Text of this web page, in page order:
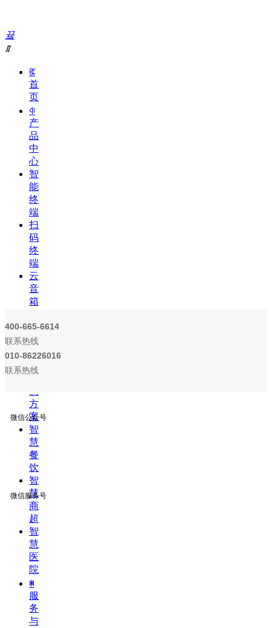
끀
ꁲ
ꀇ
首
页
ꁥ
产
品
中
心
智
能
终
端
扫
码
终
端
云
音
箱
接
设
备
ꂓ
方
案
智
慧
餐
饮
智
慧
商
超
智
慧
医
院
ꂐ
服
务
与
400-665-6614
联系热线
010-86226016
联系热线
微信公众号
微信服务号